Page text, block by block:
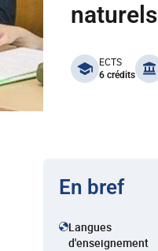
naturels
benefits
ECTS
6 crédits
En bref
Langues
d'enseignement